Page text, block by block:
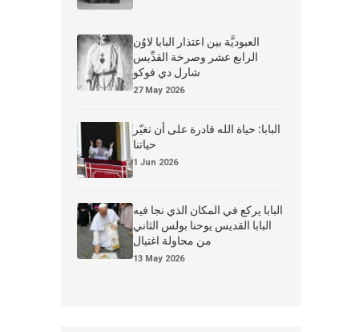
العبوديَّة بين اعتذار البابا لاوُن
الرابع عشر وصرخة القدِّيس
شارل دي فوكو
27 May 2026
البابا: حياة الله قادرة على أن تغيّر
حياتنا
1 Jun 2026
البابا يركع في المكان الذي نجا فيه
البابا القديس يوحنا بولس الثاني
من محاولة اغتيال
13 May 2026